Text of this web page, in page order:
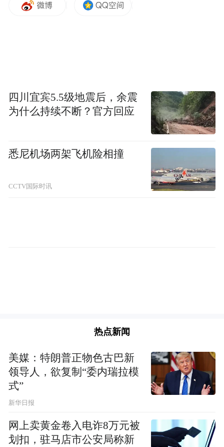
但骗子好像也没收敛，帖子目前还在，早上
还再回复消息。
不过帖子评论区简直太有意思了，能把人笑
喷。看来大家买门票是假，看热闹才是真
四川宜宾5.5级地震后，余震
为什么持续不断？官方回应
悉尼机场两架飞机险相撞
CCTV国际时讯
热点新闻
美媒：特朗普正物色古巴新
领导人，欲复制“委内瑞拉模
式”
新华日报
网上卖黄金卷入电诈8万元被
划扣，驻马店市公安局称新